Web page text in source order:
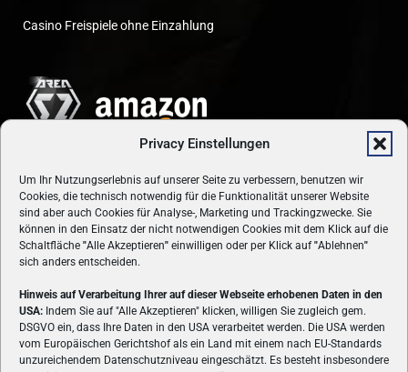
Privacy Einstellungen
Um Ihr Nutzungserlebnis auf unserer Seite zu verbessern, benutzen wir
Cookies, die technisch notwendig für die Funktionalität unserer Website
sind aber auch Cookies für Analyse-, Marketing und Trackingzwecke. Sie
können in den Einsatz der nicht notwendigen Cookies mit dem Klick auf die
Schaltfläche "Alle Akzeptieren" einwilligen oder per Klick auf"Ablehnen"
sich anders entscheiden.
Hinweis auf Verarbeitung Ihrer auf dieser Webseite erhobenen Daten in den
USA: Indem Sie auf "Alle Akzeptieren" klicken, willigen Sie zugleich gem.
DSGVO ein, dass Ihre Daten in den USA verarbeitet werden. Die USA werden
vom Europäischen Gerichtshof als ein Land mit einem nach EU-Standards
unzureichendem Datenschutzniveau eingeschätzt. Es besteht insbesondere
Casino Freispiele ohne Einzahlung
ÜBER UNS
VON GAMERN, FÜR GAMER! Gamers.at ist das älteste Online-